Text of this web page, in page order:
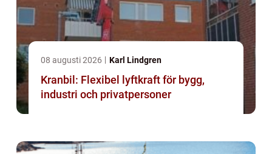
08 augusti 2026 Karl Lindgren
Kranbil: Flexibel lyftkraft för bygg,
industri och privatpersoner